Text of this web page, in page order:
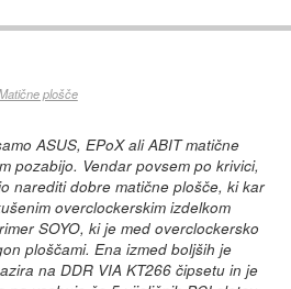
plošče
ASUS, EPoX ali ABIT matične
pozabijo. Vendar povsem po krivici,
narediti dobre matične plošče, ki kar
overclockerskim izdelkom
SOYO, ki je med overclockersko
ploščami. Ena izmed boljših je
na DDR VIA KT266 čipsetu in je